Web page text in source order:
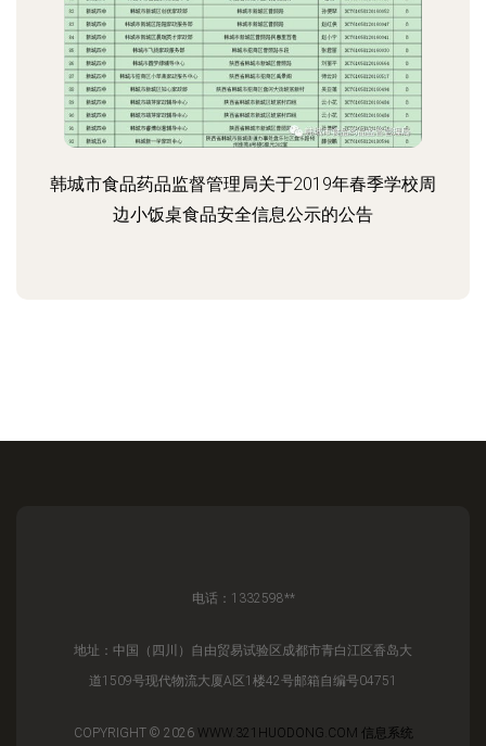
韩城市食品药品监督管理局关于2019年春季学校周
边小饭桌食品安全信息公示的公告
电话：1332598**
地址：中国（四川）自由贸易试验区成都市青白江区香岛大
道1509号现代物流大厦A区1楼42号邮箱自编号04751
COPYRIGHT © 2026 WWW.321HUODONG.COM 信息系统